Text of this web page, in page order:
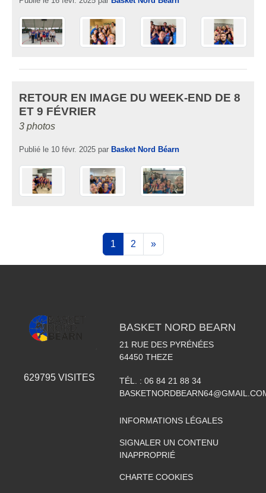
RETOUR EN IMAGE DU WEEK-END DE 8
ET 9 FÉVRIER
3 photos
Publié le 10 févr. 2025 par Basket Nord Béarn
1 2 »
629795 VISITES
BASKET NORD BEARN
21 RUE DES PYRÉNÉES
64450 THEZE
TÉL. : 06 84 21 88 34
INFORMATIONS LÉGALES
SIGNALER UN CONTENU
INAPPROPRIÉ
CHARTE COOKIES